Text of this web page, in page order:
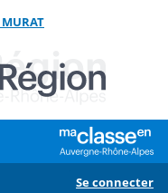
Se connecter